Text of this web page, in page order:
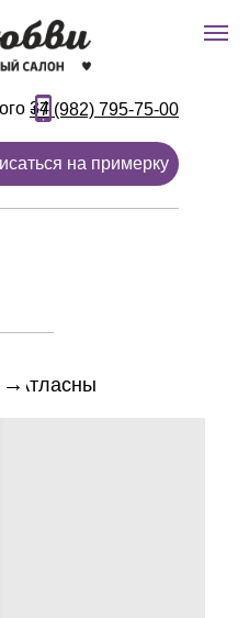
34
+7 (982) 795-75-00
на примерку
Атласные
→